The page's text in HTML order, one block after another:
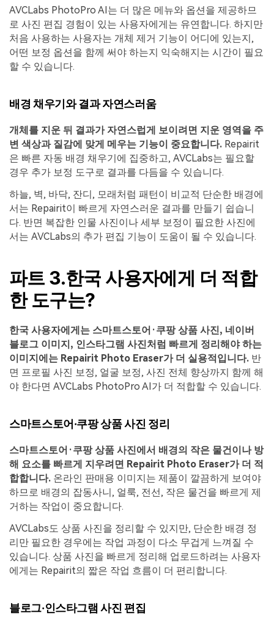
AVCLabs PhotoPro AI는 더 많은 메뉴와 옵션을 제공하므
로 사진 편집 경험이 있는 사용자에게는 유연합니다. 하지만
처음 사용하는 사용자는 개체 제거 기능이 어디에 있는지,
어떤 보정 옵션을 함께 써야 하는지 익숙해지는 시간이 필요
할 수 있습니다.
배경 채우기와 결과 자연스러움
개체를 지운 뒤 결과가 자연스럽게 보이려면 지운 영역을 주
변 색상과 질감에 맞게 메우는 기능이 중요합니다. Repairit
은 빠른 자동 배경 채우기에 집중하고, AVCLabs는 필요할
경우 추가 보정 도구로 결과를 다듬을 수 있습니다.
하늘, 벽, 바닥, 잔디, 모래처럼 패턴이 비교적 단순한 배경에
서는 Repairit이 빠르게 자연스러운 결과를 만들기 쉽습니
다. 반면 복잡한 인물 사진이나 세부 보정이 필요한 사진에
서는 AVCLabs의 추가 편집 기능이 도움이 될 수 있습니다.
파트 3.한국 사용자에게 더 적합
한 도구는?
한국 사용자에게는 스마트스토어·쿠팡 상품 사진, 네이버
블로그 이미지, 인스타그램 사진처럼 빠르게 정리해야 하는
이미지에는 Repairit Photo Eraser가 더 실용적입니다. 반
면 프로필 사진 보정, 얼굴 보정, 사진 전체 향상까지 함께 해
야 한다면 AVCLabs PhotoPro AI가 더 적합할 수 있습니다.
스마트스토어·쿠팡 상품 사진 정리
스마트스토어·쿠팡 상품 사진에서 배경의 작은 물건이나 방
해 요소를 빠르게 지우려면 Repairit Photo Eraser가 더 적
합합니다. 온라인 판매용 이미지는 제품이 깔끔하게 보여야
하므로 배경의 잡동사니, 얼룩, 전선, 작은 물건을 빠르게 제
거하는 작업이 중요합니다.
AVCLabs도 상품 사진을 정리할 수 있지만, 단순한 배경 정
리만 필요한 경우에는 작업 과정이 다소 무겁게 느껴질 수
있습니다. 상품 사진을 빠르게 정리해 업로드하려는 사용자
에게는 Repairit의 짧은 작업 흐름이 더 편리합니다.
블로그·인스타그램 사진 편집